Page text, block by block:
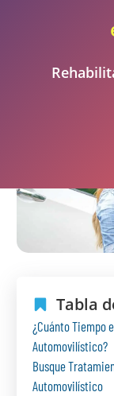
Tabla
¿Cuánto Tiempo
Automovilístico?
Busque
Automovilístico